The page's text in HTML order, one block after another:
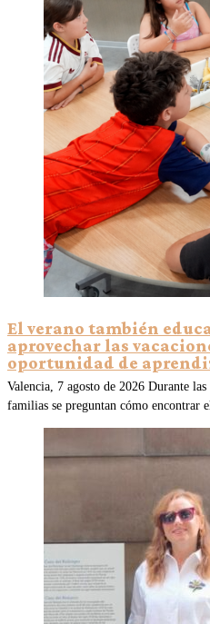
El verano también
aprovechar las
oportunidad de
Valencia, 7 agosto de 2026 Durante las
familias se preguntan cómo encontrar